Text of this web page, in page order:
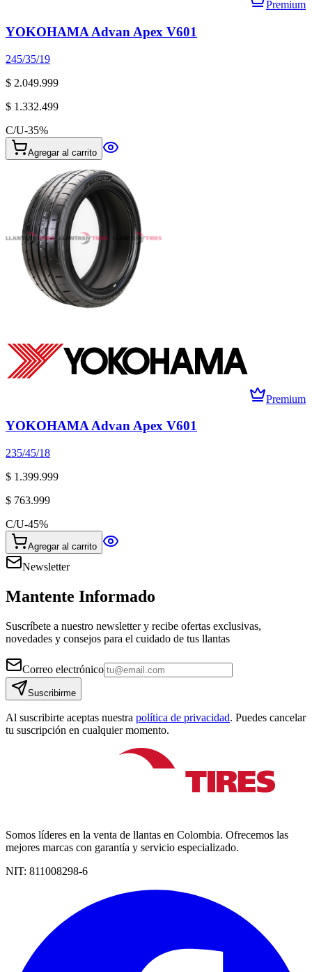
Premium
YOKOHAMA Advan Apex V601
245/35/19
$ 2.049.999
$ 1.332.499
C/U-35%
Agregar al carrito
Premium
YOKOHAMA Advan Apex V601
235/45/18
$ 1.399.999
$ 763.999
C/U-45%
Agregar al carrito
Newsletter
Mantente Informado
Suscríbete a nuestro newsletter y recibe ofertas exclusivas,
novedades y consejos para el cuidado de tus llantas
Correo electrónico
Suscribirme
Al suscribirte aceptas nuestra política de privacidad. Puedes cancelar
tu suscripción en cualquier momento.
Somos líderes en la venta de llantas en Colombia. Ofrecemos las
mejores marcas con garantía y servicio especializado.
NIT: 811008298-6